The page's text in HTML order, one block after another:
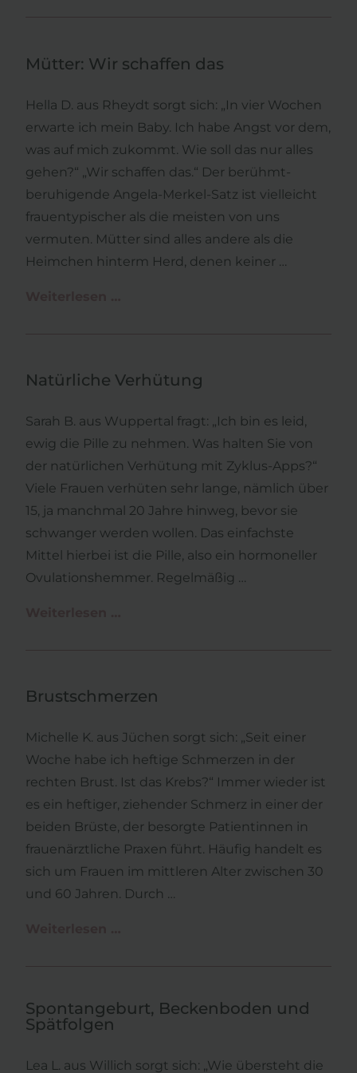
Mütter: Wir schaffen das
Hella D. aus Rheydt sorgt sich: „In vier Wochen
erwarte ich mein Baby. Ich habe Angst vor dem,
was auf mich zukommt. Wie soll das nur alles
gehen?“ „Wir schaffen das.“ Der berühmt-
beruhigende Angela-Merkel-Satz ist vielleicht
frauentypischer als die meisten von uns
vermuten. Mütter sind alles andere als die
Heimchen hinterm Herd, denen keiner …
das
Natürliche Verhütung
Sarah B. aus Wuppertal fragt: „Ich bin es leid,
ewig die Pille zu nehmen. Was halten Sie von
der natürlichen Verhütung mit Zyklus-Apps?“
Viele Frauen verhüten sehr lange, nämlich über
15, ja manchmal 20 Jahre hinweg, bevor sie
schwanger werden wollen. Das einfachste
Mittel hierbei ist die Pille, also ein hormoneller
Ovulationshemmer. Regelmäßig …
Brustschmerzen
Michelle K. aus Jüchen sorgt sich: „Seit einer
Woche habe ich heftige Schmerzen in der
rechten Brust. Ist das Krebs?“ Immer wieder ist
es ein heftiger, ziehender Schmerz in einer der
beiden Brüste, der besorgte Patientinnen in
frauenärztliche Praxen führt. Häufig handelt es
sich um Frauen im mittleren Alter zwischen 30
und 60 Jahren. Durch …
Spontangeburt, Beckenboden und
Spätfolgen
Lea L. aus Willich sorgt sich: „Wie übersteht die